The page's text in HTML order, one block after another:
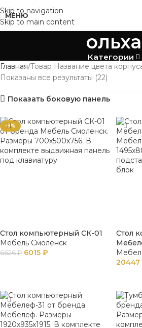
Skip to navigation
Skip to main content
МЕНЮ
ольха
Категории
Главная Товар Название цвета
Показаны все результаты (22)
Показать боковую панель
-9%
Стол компьютерный СК-01
Мебель Смоленск
6626₽ 6015 ₽
Стол
20447